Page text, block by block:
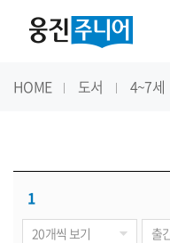
HOME 도서 4~7세
1